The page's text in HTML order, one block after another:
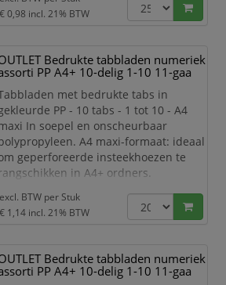
€ 0,98 incl. 21% BTW
Bedrukte tabbladen numeriek
PP A4+ 10-delig 1-10 11-gaa
met bedrukte tabs in
PP - 10 tabs - 1 tot 10 - A4
In soepel en onscheurbaar
A4 maxi-formaat: ideaal
geperforeerde insteekhoezen te
in A4+ ordners.
bedrukbaar met behulp vande gratis
applicatie Kreaman op
excl. BTW per Stuk
€ 1,14 incl. 21% BTW
Bedrukte tabbladen numeriek
PP A4+ 10-delig 1-10 11-gaa